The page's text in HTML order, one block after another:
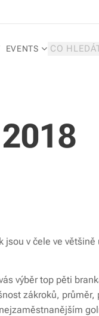
EVENTS
jsou v čele ve
výběr top pěti
zákroků,